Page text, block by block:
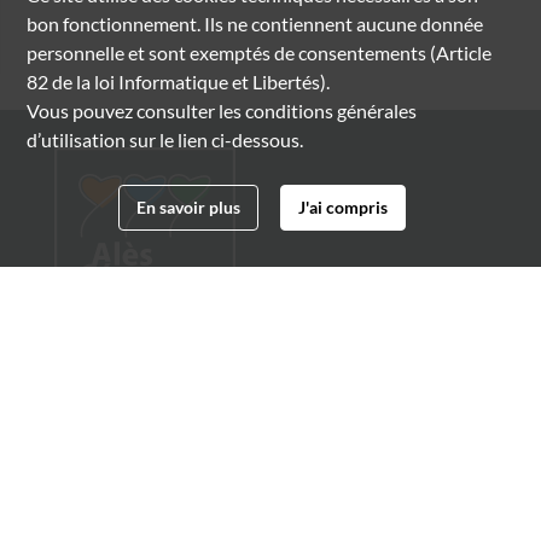
bon fonctionnement. Ils ne contiennent aucune donnée
personnelle et sont exemptés de consentements (Article
82 de la loi Informatique et Libertés).
Vous pouvez consulter les conditions générales
d’utilisation sur le lien ci-dessous.
En savoir plus J'ai compris